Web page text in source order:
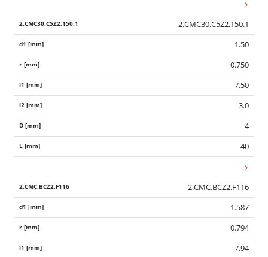
2.CMC30.C5Z2.150.1
1.50
0.750
7.50
3.0
4
40
2.CMC.BCZ2.F116
1.587
0.794
7.94